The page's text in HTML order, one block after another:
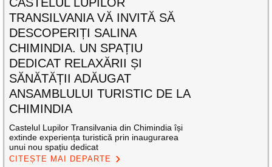
TRANSILVANIA VĂ INVITĂ SĂ
DESCOPERIȚI SALINA
CHIMINDIA. UN SPAȚIU
DEDICAT RELAXĂRII ȘI
SĂNĂTĂȚII ADĂUGAT
ANSAMBLULUI TURISTIC DE LA
CHIMINDIA
Castelul Lupilor Transilvania din Chimindia își
extinde experiența turistică prin inaugurarea
unui nou spațiu dedicat
CITEȘTE MAI DEPARTE